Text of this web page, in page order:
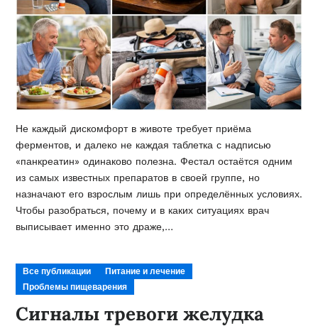
Не каждый дискомфорт в животе требует приёма
ферментов, и далеко не каждая таблетка с надписью
«панкреатин» одинаково полезна. Фестал остаётся одним
из самых известных препаратов в своей группе, но
назначают его взрослым лишь при определённых условиях.
Чтобы разобраться, почему и в каких ситуациях врач
выписывает именно это драже,…
Все публикации
Питание и лечение
Проблемы пищеварения
Сигналы тревоги желудка